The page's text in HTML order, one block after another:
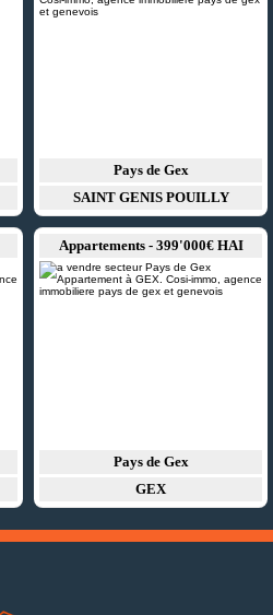
Pays de Gex
SAINT GENIS POUILLY
Appartements - 399'000€ HAI
Pays de Gex
GEX